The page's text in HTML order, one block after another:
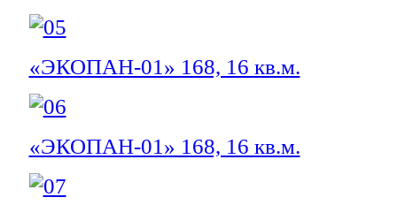
«ЭКОПАН-01» 168, 16 кв.м.
«ЭКОПАН-01» 168, 16 кв.м.